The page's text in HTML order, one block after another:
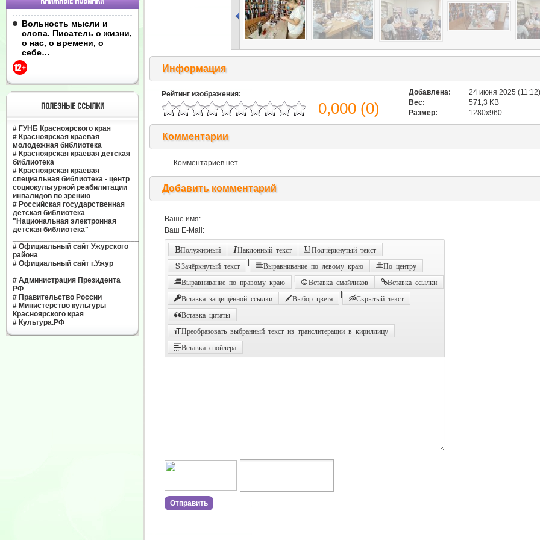
Вольность мысли и
слова. Писатель о жизни,
о нас, о времени, о
себе…
ПОЛЕЗНЫЕ ССЫЛКИ
# ГУНБ Красноярского края
# Красноярская краевая
молодежная библиотека
# Красноярская краевая детская
библиотека
# Красноярская краевая
специальная библиотека - центр
социокультурной реабилитации
инвалидов по зрению
# Российская государственная
детская библиотека
"Национальная электронная
детская библиотека"
# Официальный сайт Ужурского
района
# Официальный сайт г.Ужур
# Администрация Президента
РФ
# Правительство России
# Министерство культуры
Красноярского края
# Культура.РФ
Информация
Рейтинг изображения:
0,000 (0)
Добавлена:
24 июня 2025 (11:12)
Вес:
571,3 KB
Размер:
1280x960
Комментарии
Комментариев нет...
Добавить комментарий
Ваше имя:
Ваш E-Mail:
Полужирный Наклонный текст Подчёркнутый текст
Зачёркнутый текст Выравнивание по левому краю По центру
Выравнивание по правому краю Вставка смайликов Вставка ссылки
Вставка защищённой ссылки Выбор цвета Скрытый текст
Вставка цитаты
Преобразовать выбранный текст из транслитерации в кириллицу
Вставка спойлера